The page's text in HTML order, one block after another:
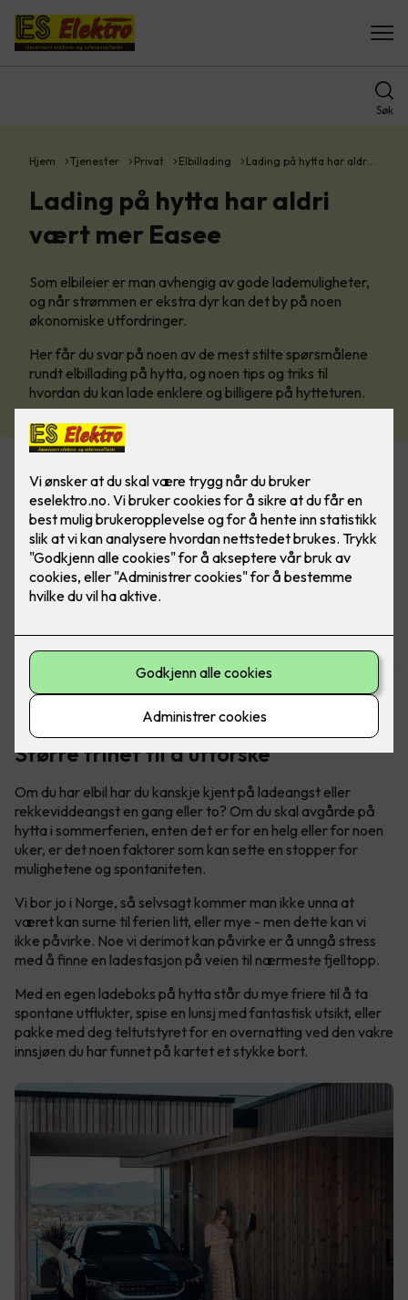
Søk
Hjem Tjenester Privat Elbillading Lading på hytta har aldr…
Lading på hytta har aldri
vært mer Easee
Som elbileier er man avhengig av gode lademuligheter,
og når strømmen er ekstra dyr kan det by på noen
økonomiske utfordringer.
Her får du svar på noen av de mest stilte spørsmålene
rundt elbillading på hytta, og noen tips og triks til
hvordan du kan lade enklere og billigere på hytteturen.
Har du hytte? Med lader fra Easee er du alltid klar for neste
eventyr. Utforsk både fjell og fjorder når du er på hytta -
uten å få ladeangst. Bilde: Easee
Større frihet til å utforske
Om du har elbil har du kanskje kjent på ladeangst eller
rekkeviddeangst en gang eller to? Om du skal avgårde på
hytta i sommerferien, enten det er for en helg eller for noen
uker, er det noen faktorer som kan sette en stopper for
mulighetene og spontaniteten.
Vi bor jo i Norge, så selvsagt kommer man ikke unna at
været kan surne til ferien litt, eller mye - men dette kan vi
ikke påvirke. Noe vi derimot kan påvirke er å unngå stress
med å finne en ladestasjon på veien til nærmeste fjelltopp.
Med en egen ladeboks på hytta står du mye friere til å ta
spontane utflukter, spise en lunsj med fantastisk utsikt, eller
pakke med deg teltutstyret for en overnatting ved den vakre
innsjøen du har funnet på kartet et stykke bort.